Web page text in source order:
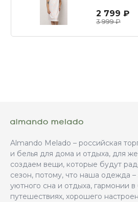
• гладкая поверхность с
• стойкость цветов даже после
стирок
2 799 ₽
3 999 ₽
Almando Melado – российская
и белья для дома и отдыха, для
создаем вещи, которые будут
сезон, потому, что наша одежда
уютного сна и отдыха, гармонии
путешествиях, хорошего